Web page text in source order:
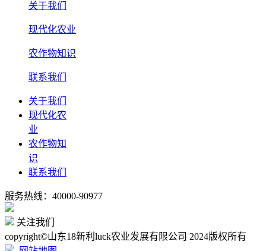
关于我们
现代化农业
农作物知识
联系我们
关于我们
现代化农
业
农作物知
识
联系我们
服务热线：40000-90977
关注我们
copyright©山东18新利luck农业发展有限公司 2024版权所有